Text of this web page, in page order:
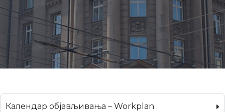
Календар објављивања – Workplan